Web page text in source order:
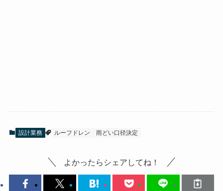
設計業務 ルーフドレン 雨どい口径決定
よかったらシェアしてね！